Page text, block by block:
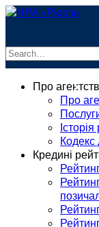
Про
Про
Кодекс
Кредині